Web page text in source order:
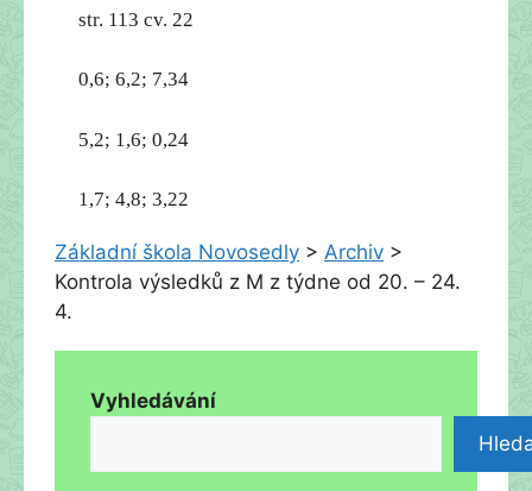
str. 113 cv. 22
0,6; 6,2; 7,34
5,2; 1,6; 0,24
1,7; 4,8; 3,22
Základní škola Novosedly > Archiv >
Kontrola výsledků z M z týdne od 20. – 24.
4.
Vyhledávání